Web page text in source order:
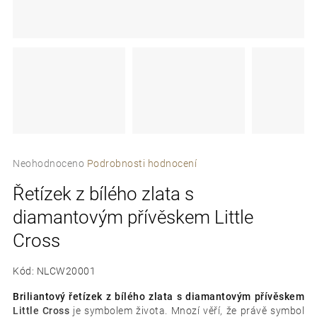
Průměrné
produktu
je
0,0
5
Neohodnoceno Podrobnosti hodnocení
Řetízek z bílého zlata s
diamantovým přívěskem Little
Cross
Kód: NLCW20001
Briliantový řetízek z bílého zlata s diamantovým přívěskem
Little Cross je symbolem života. Mnozí věří, že právě symbol
í
t
?
D
o